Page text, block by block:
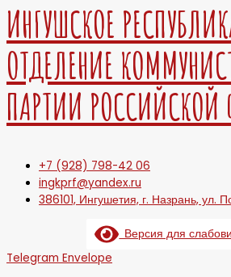
ИНГУШСКОЕ
ОТДЕЛЕНИЕ
ПАРТИИ РОССИЙСКОЙ
+7 (928) 798-42 06
ingkprf@yandex.ru
386101, Ингушетия, г. Назрань, ул.
Версия для
Telegram Envelope